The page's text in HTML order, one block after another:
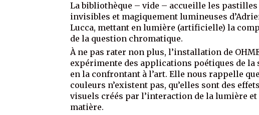
La bibliothèque – vide – accueille les pastilles
invisibles et magiquement lumineuses
Lucca, mettant en lumière (artificielle) la
de la question chromatique.
À ne pas rater non plus, l’installation de
expérimente des applications poétiques de la
en la confrontant à l’art. Elle nous rappelle
couleurs n’existent pas, qu’elles sont des effets
visuels créés par l’interaction de la lumière et
matière.